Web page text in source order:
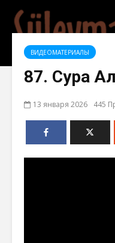
ВИДЕОМАТЕРИАЛЫ
87. Сура
13 января 2026 445